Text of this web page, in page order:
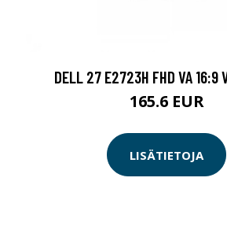
DELL 27 E2723H FHD VA 16:9
165.6 EUR
LISÄTIETOJA